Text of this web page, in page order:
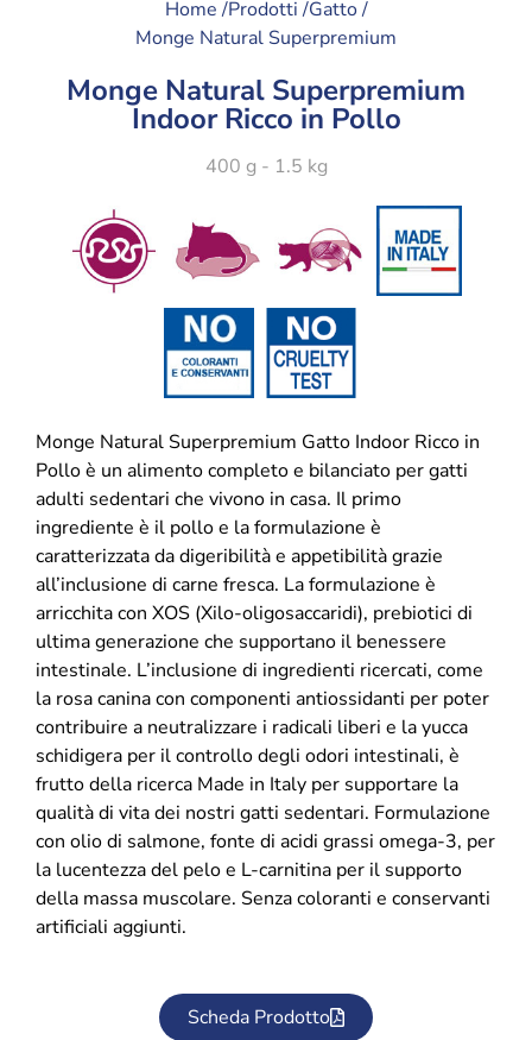
Home /Prodotti /Gatto /
Monge Natural Superpremium
Monge Natural Superpremium
Indoor Ricco in Pollo
400 g - 1.5 kg
Monge Natural Superpremium Gatto Indoor Ricco in
Pollo è un alimento completo e bilanciato per gatti
adulti sedentari che vivono in casa. Il primo
ingrediente è il pollo e la formulazione è
caratterizzata da digeribilità e appetibilità grazie
all’inclusione di carne fresca. La formulazione è
arricchita con XOS (Xilo-oligosaccaridi), prebiotici di
ultima generazione che supportano il benessere
intestinale. L’inclusione di ingredienti ricercati, come
la rosa canina con componenti antiossidanti per poter
contribuire a neutralizzare i radicali liberi e la yucca
schidigera per il controllo degli odori intestinali, è
frutto della ricerca Made in Italy per supportare la
qualità di vita dei nostri gatti sedentari. Formulazione
con olio di salmone, fonte di acidi grassi omega-3, per
la lucentezza del pelo e L-carnitina per il supporto
della massa muscolare. Senza coloranti e conservanti
artificiali aggiunti.
Scheda Prodotto